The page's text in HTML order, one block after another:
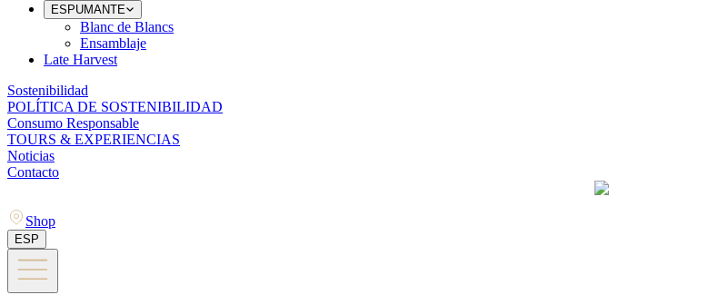
ESPUMANTE
Blanc de Blancs
Ensamblaje
Late Harvest
Sostenibilidad
POLÍTICA DE SOSTENIBILIDAD
Consumo Responsable
TOURS & EXPERIENCIAS
Noticias
Contacto
Shop
ESP